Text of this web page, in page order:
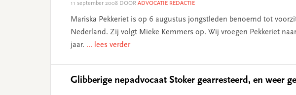
11 september 2008 DOOR ADVOCATIE REDACTIE
Mariska Pekkeriet is op 6 augustus jongstleden benoemd tot
Nederland. Zij volgt Mieke Kemmers op. Wij vroegen Pekkeriet
jaar. ... lees verder
Glibberige nepadvocaat Stoker gearresteerd, en weer